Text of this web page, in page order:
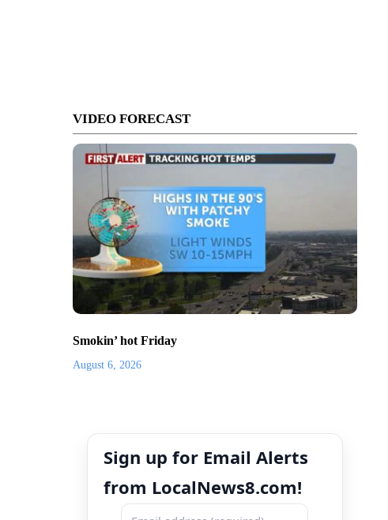
VIDEO FORECAST
Smokin’ hot Friday
August 6, 2026
Sign up for Email Alerts
from LocalNews8.com!